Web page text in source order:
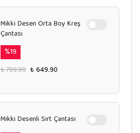
Mikki Desen Orta Boy Kreş
Çantası
%19
₺ 799.90 ₺ 649.90
Mikki Desenli Sırt Çantası